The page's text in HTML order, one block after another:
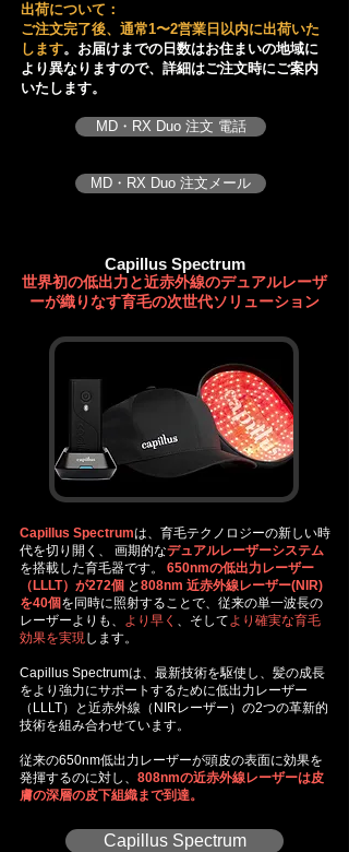
​出荷について：
ご注文完了後、通常1〜2営業日以内に出荷いた
します。お届けまでの日数はお住まいの地域に
より異なりますので、詳細はご注文時にご案内
いたします。
MD・RX Duo 注文 電話
MD・RX Duo 注文メール
Capillus Spectrum
世界初の低出力と近赤外線のデュアルレーザ
ーが織りなす育毛の次世代ソリューション
Capillus Spectrumは、育毛テクノロジーの新しい時
代を切り開く、 画期的なデュアルレーザーシステム
を搭載した育毛器です。
650nmの低出力レーザー
（LLLT）が272個 と808nm 近赤外線レーザー(NIR)
を40個 を同時に照射することで、従来の単一波長の
レーザーよりも、 より早く 、そしてより確実な育毛
効果を実現します。
Capillus Spectrumは、最新技術を駆使し、髪の成長
をより強力にサポートするために低出力レーザー
（LLLT）と近赤外線（NIRレーザー）の2つの革新的
技術を組み合わせています。
従来の650nm低出力レーザーが頭皮の表面に効果を
発揮するのに対し、 808nmの近赤外線レーザーは皮
膚の深層の皮下組織まで到達。
Capillus Spectrum